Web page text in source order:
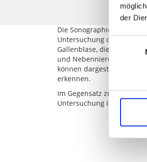
der
Die Sonographie ist eine
Untersuchung der
Gallenblase, die
und Nebennieren, die
können dargestellt
erkennen.
Im Gegensatz zum
Untersuchung ist, dass